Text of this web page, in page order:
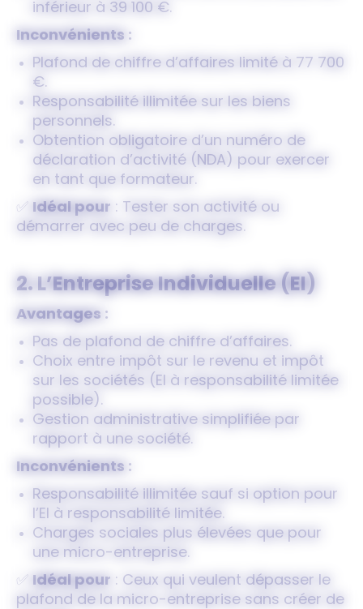
inférieur à 39 100 €.
Inconvénients :
Plafond de chiffre d’affaires limité à 77 700
€.
Responsabilité illimitée sur les biens
personnels.
Obtention obligatoire d’un numéro de
déclaration d’activité (NDA) pour exercer
en tant que formateur.
✅ Idéal pour : Tester son activité ou
démarrer avec peu de charges.
2. L’Entreprise Individuelle (EI)
Avantages :
Pas de plafond de chiffre d’affaires.
Choix entre impôt sur le revenu et impôt
sur les sociétés (EI à responsabilité limitée
possible).
Gestion administrative simplifiée par
rapport à une société.
Inconvénients :
Responsabilité illimitée sauf si option pour
l’EI à responsabilité limitée.
Charges sociales plus élevées que pour
une micro-entreprise.
✅ Idéal pour : Ceux qui veulent dépasser le
plafond de la micro-entreprise sans créer de